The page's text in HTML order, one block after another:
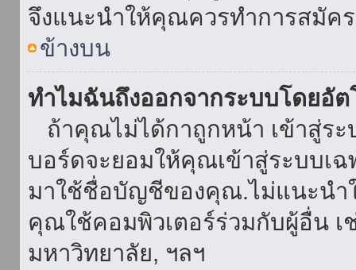
จึงแนะนำให้คุณควรทำการสมัค
ข้างบน
ทำไมฉันถึงออกจากระบบโดยอั
ถ้าคุณไม่ได้กาถูกหน้า เข้าสู่ร
บอร์ดจะยอมให้คุณเข้าสู่ระบบเ
มาใช้ชื่อบัญชีของคุณ.ไม่แนะนำ
คุณใช้คอมพิวเตอร์ร่วมกับผู้อื่น เ
มหาวิทยาลัย, ฯลฯ